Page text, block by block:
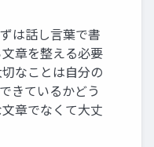
は話し言葉で書
章を整える必要
なことは自分の
きているかどう
章でなくて大丈